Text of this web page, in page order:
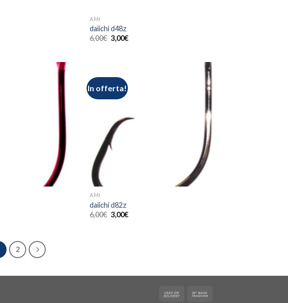
AMI
daiichi d48z
6,00€ 3,00€
In offerta!
AMI
daiichi d82z
6,00€ 3,00€
2